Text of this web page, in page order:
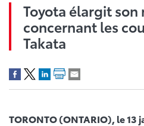
Toyota élargit
concernant les
Takata
TORONTO (ONTARIO), le 13